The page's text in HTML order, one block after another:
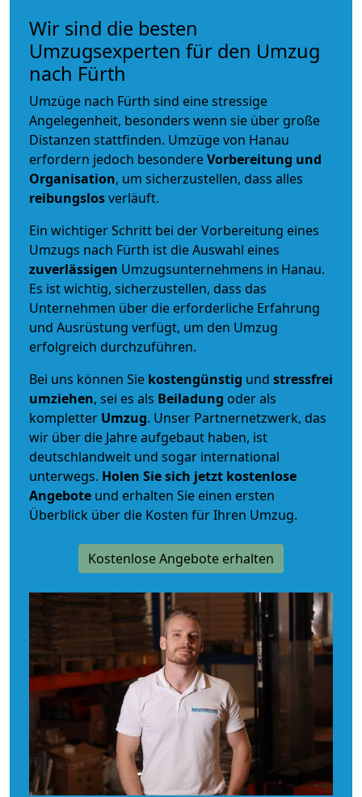
Wir sind die besten
Umzugsexperten für den Umzug
nach Fürth
Umzüge nach Fürth sind eine stressige
Angelegenheit, besonders wenn sie über große
Distanzen stattfinden. Umzüge von Hanau
erfordern jedoch besondereVorbereitung und
Organisation, um sicherzustellen, dass alles
reibungslosverläuft.
Ein wichtiger Schritt bei der Vorbereitung eines
Umzugs nach Fürth ist die Auswahl eines
zuverlässigen Umzugsunternehmens in Hanau.
Es ist wichtig, sicherzustellen, dass das
Unternehmen über die erforderliche Erfahrung
und Ausrüstung verfügt, um den Umzug
erfolgreich durchzuführen.
Bei uns können Sie kostengünstig und stressfrei
umziehen, sei es als Beiladung oder als
kompletter Umzug. Unser Partnernetzwerk, das
wir über die Jahre aufgebaut haben, ist
deutschlandweit und sogar international
unterwegs. Holen Sie sich jetzt kostenlose
Angebote und erhalten Sie einen ersten
Überblick über die Kosten für Ihren Umzug.
Kostenlose Angebote erhalten